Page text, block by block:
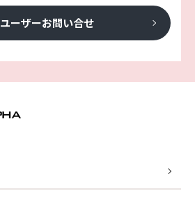
ユーザーお問い合せ